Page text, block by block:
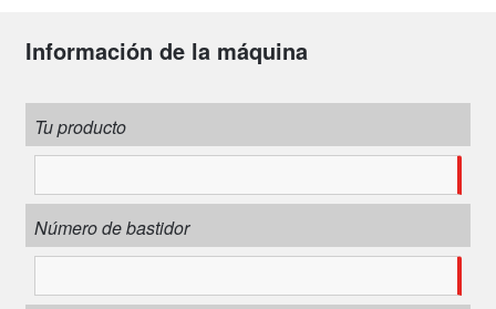
Información de la máquina
Tu producto
Número de bastidor